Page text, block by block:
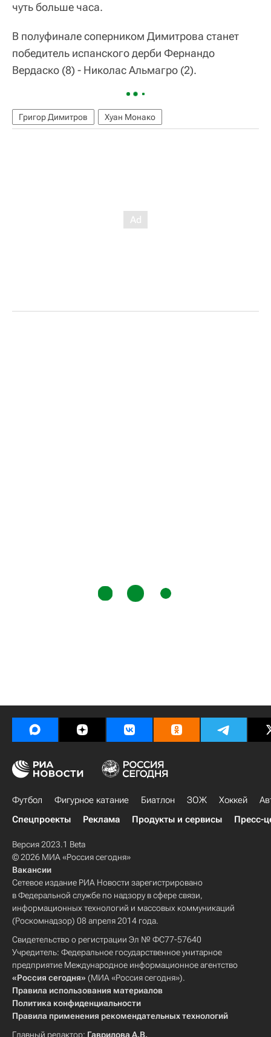
чуть больше часа.
В полуфинале соперником Димитрова станет
победитель испанского дерби Фернандо
Вердаско (8) - Николас Альмагро (2).
Григор Димитров Хуан Монако
Футбол Фигурное катание Биатлон ЗОЖ Хоккей
Спецпроекты
Реклама Продукты и сервисы Пресс-
Версия 2023.1 Beta
© 2026 МИА «Россия сегодня»
Вакансии
Сетевое издание РИА Новости зарегистрировано
в Федеральной службе по надзору в сфере связи,
информационных технологий и массовых коммуникаций
(Роскомнадзор) 08 апреля 2014 года.
Свидетельство о регистрации Эл № ФС77-57640
Учредитель: Федеральное государственное унитарное
предприятие Международное информационное агентство
«Россия сегодня» (МИА «Россия сегодня»).
Правила использования материалов
Политика конфиденциальности
Правила применения рекомендательных технологий
Главный редактор: Гаврилова А.В.